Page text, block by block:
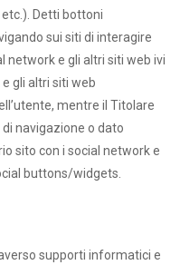
Detti bottoni
sui siti di interagire
network e gli altri siti web ivi
gli altri siti web
mentre il Titolare
navigazione o dato
sito con i social network e
buttons/widgets.
supporti informatici e